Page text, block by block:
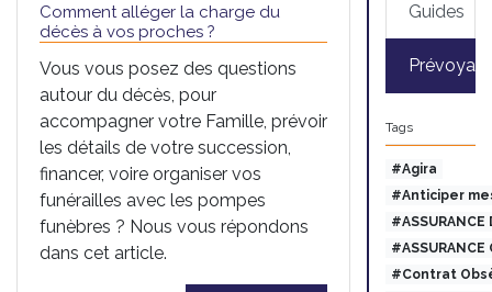
Comment alléger la charge du
décès à vos proches ?
Vous vous posez des questions
autour du décès, pour
accompagner votre Famille, prévoir
les détails de votre succession,
financer, voire organiser vos
funérailles avec les pompes
funèbres ? Nous vous répondons
dans cet article.
Guides
Tags
#Agira
#Anticiper
#ASSURANCE
#ASSURANCE
#Contrat